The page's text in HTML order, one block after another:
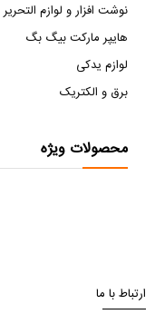
نوشت افزار و لوازم التحریر
هایپر مارکت بیگ بگ
لوازم یدکی
برق و الکتریک
محصولات ویژه
ارتباط با ما